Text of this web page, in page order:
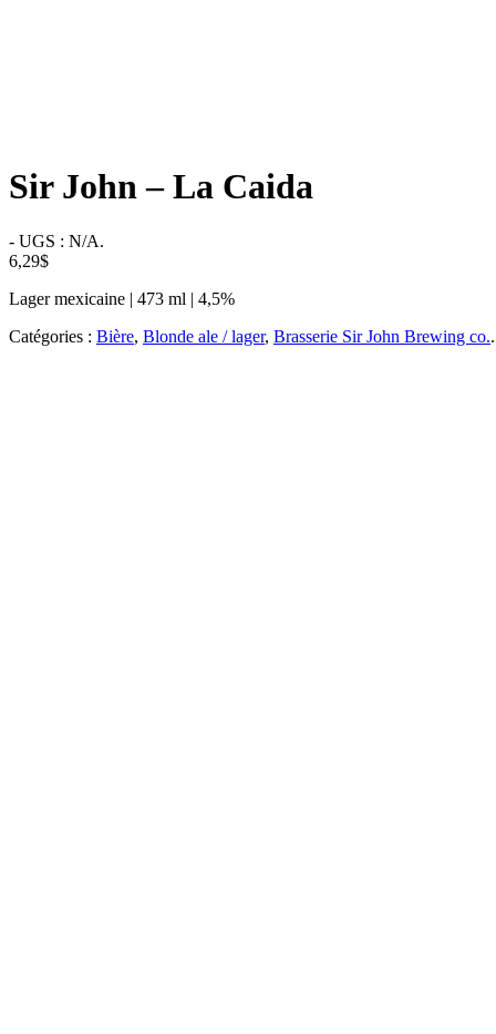
Sir John – La Caida
- UGS : N/A.
6,29$
Lager mexicaine | 473 ml | 4,5%
Catégories : Bière, Blonde ale / lager, Brasserie Sir John Brewing co..